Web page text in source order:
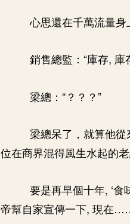
心思還在千萬流量身
銷售總監：“庫存,
梁總：“？？？”
梁總呆了，就算他
位在商界混得風生水起的
要是再早個十年, ‘
帝幫自家宣傳一下, 現在